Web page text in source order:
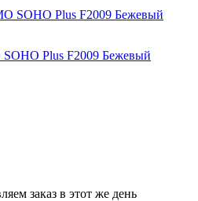
Plus F2009 Бежевый
заказ в этот же день